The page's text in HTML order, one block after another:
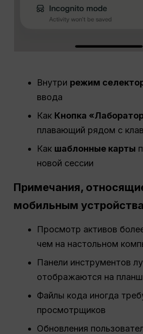
Внутри режим
ввода
Как Кнопка
плавающий рядом с
Как шаблонные карты
новой сессии
Примечания,
мобильным
Просмотр активов
чем на настольном
Панели инструментов
отображаются на
Файлы кода иногда
просмотрщиков
Обновления